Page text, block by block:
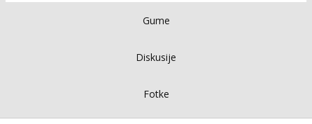
Gume
Diskusije
Fotke